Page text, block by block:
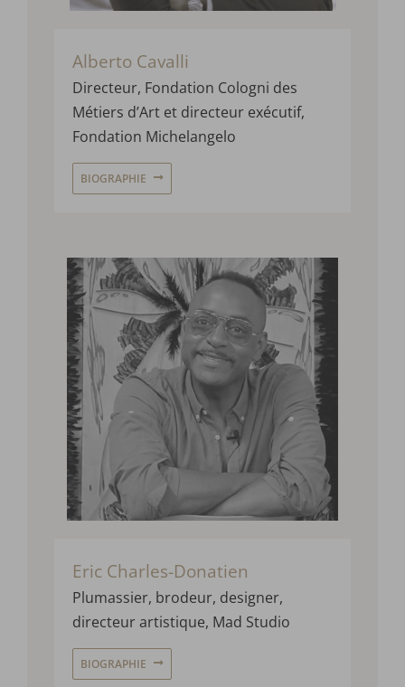
Alberto Cavalli
Directeur, Fondation Cologni des
Métiers d’Art et directeur exécutif,
Fondation Michelangelo
BIOGRAPHIE
Eric Charles-Donatien
Plumassier, brodeur, designer,
directeur artistique, Mad Studio
BIOGRAPHIE